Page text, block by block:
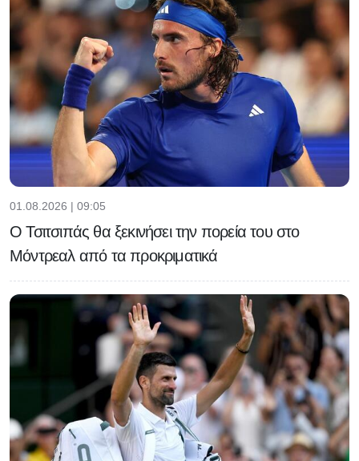
01.08.2026 | 09:05
Ο Τσιτσιπάς θα ξεκινήσει την πορεία του στο
Μόντρεαλ από τα προκριματικά